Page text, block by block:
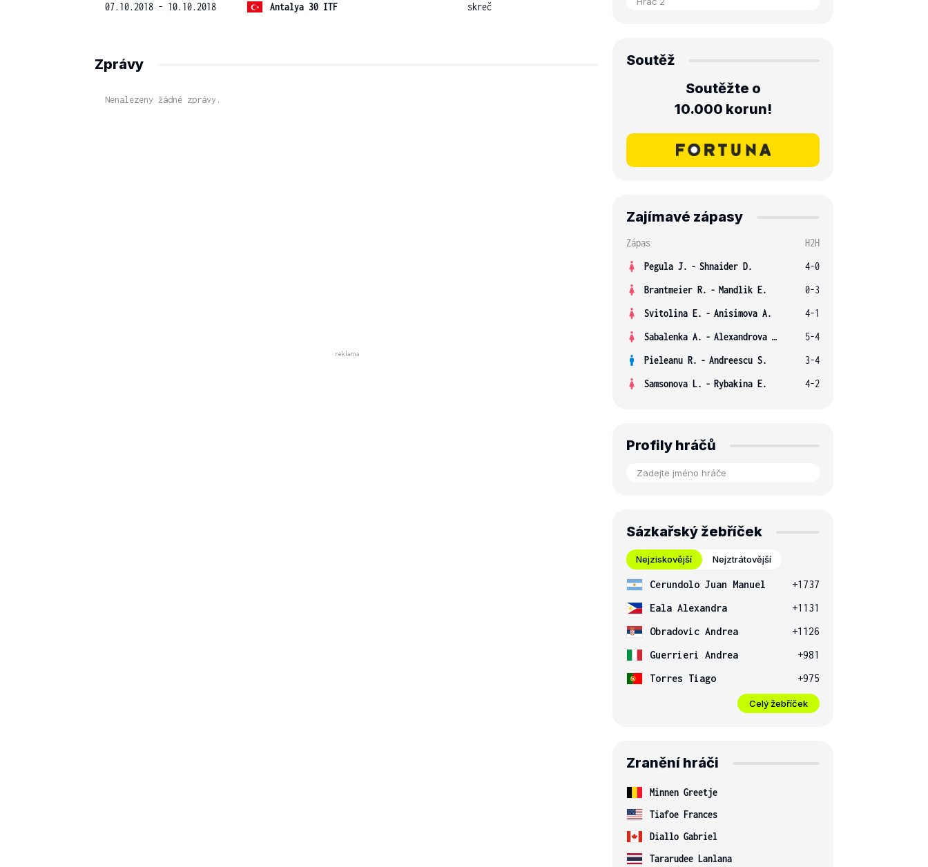
07.10.2018 - 10.10.2018 Antalya 30 ITF skreč
Zprávy
Nenalezeny žádné zprávy.
Soutěž
Soutěžte o
10.000 korun!
Zajímavé zápasy
Zápas
H2H
Pegula J. - Shnaider D.
4-0
Brantmeier R. - Mandlik E.
0-3
Svitolina E. - Anisimova A.
4-1
Sabalenka A. - Alexandrova E.
5-4
Pieleanu R. - Andreescu S.
3-4
Samsonova L. - Rybakina E. 4-2
Profily hráčů
Sázkařský žebříček
Nejziskovější Nejztrátovější
Cerundolo Juan Manuel
+1737
Eala Alexandra
+1131
Obradovic Andrea
+1126
Guerrieri Andrea
+981
Torres Tiago
+975
Celý žebříček
Zranění hráči
Minnen Greetje
Tiafoe Frances
Diallo Gabriel
Tararudee Lanlana